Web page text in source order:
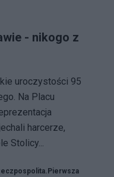
- nikogo z
uroczystości 95
Na Placu
harcerze,
Stolicy...